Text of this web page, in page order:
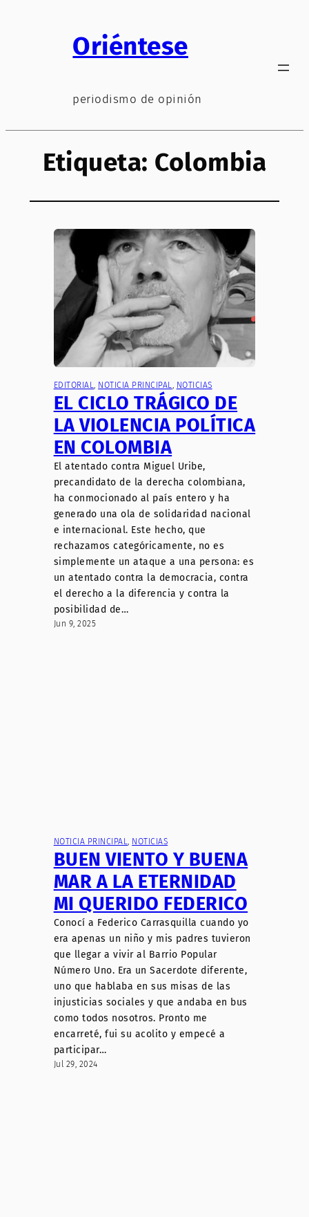
Oriéntese
periodismo de opinión
Etiqueta: Colombia
EDITORIAL, NOTICIA PRINCIPAL, NOTICIAS
EL CICLO TRÁGICO DE
LA VIOLENCIA POLÍTICA
EN COLOMBIA
El atentado contra Miguel Uribe,
precandidato de la derecha colombiana,
ha conmocionado al país entero y ha
generado una ola de solidaridad nacional
e internacional. Este hecho, que
rechazamos categóricamente, no es
simplemente un ataque a una persona: es
un atentado contra la democracia, contra
el derecho a la diferencia y contra la
posibilidad de…
Jun 9, 2025
NOTICIA PRINCIPAL, NOTICIAS
BUEN VIENTO Y BUENA
MAR A LA ETERNIDAD
MI QUERIDO FEDERICO
Conocí a Federico Carrasquilla cuando yo
era apenas un niño y mis padres tuvieron
que llegar a vivir al Barrio Popular
Número Uno. Era un Sacerdote diferente,
uno que hablaba en sus misas de las
injusticias sociales y que andaba en bus
como todos nosotros. Pronto me
encarreté, fui su acolito y empecé a
participar…
Jul 29, 2024